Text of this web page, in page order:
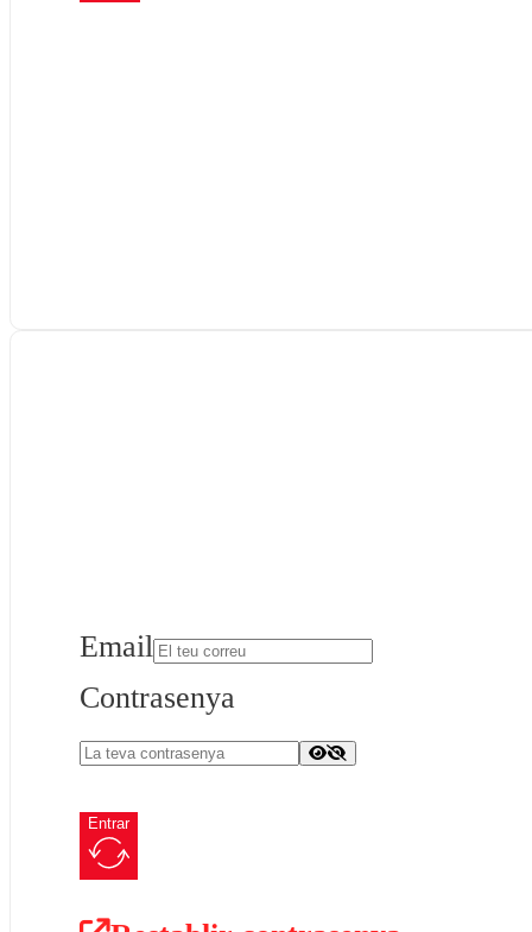
Email
Contrasenya
Entrar